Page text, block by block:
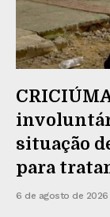
situação
para
6 de agosto de 2026